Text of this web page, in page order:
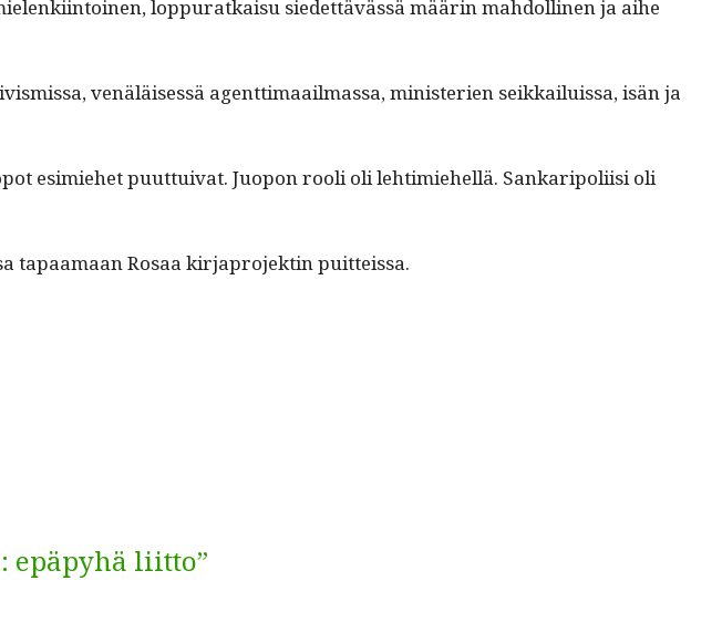
lop­pu­ratkaisu siedet­tävässä määrin mah­dolli­nen ja aihe
venäläisessä agent­ti­maail­mas­sa, min­is­te­rien seikkailuis­sa, isän ja
esimiehet puut­tui­v­at. Juo­pon rooli oli lehtimiehel­lä. Sankaripoli­isi oli
tapaa­maan Rosaa kir­japro­jek­tin puitteissa.
epäpyhä liitto”